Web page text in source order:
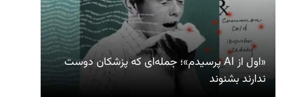
«اول از AI پرسیدم»؛ جمله‌ای که پزشکان دوست
ندارند بشنوند